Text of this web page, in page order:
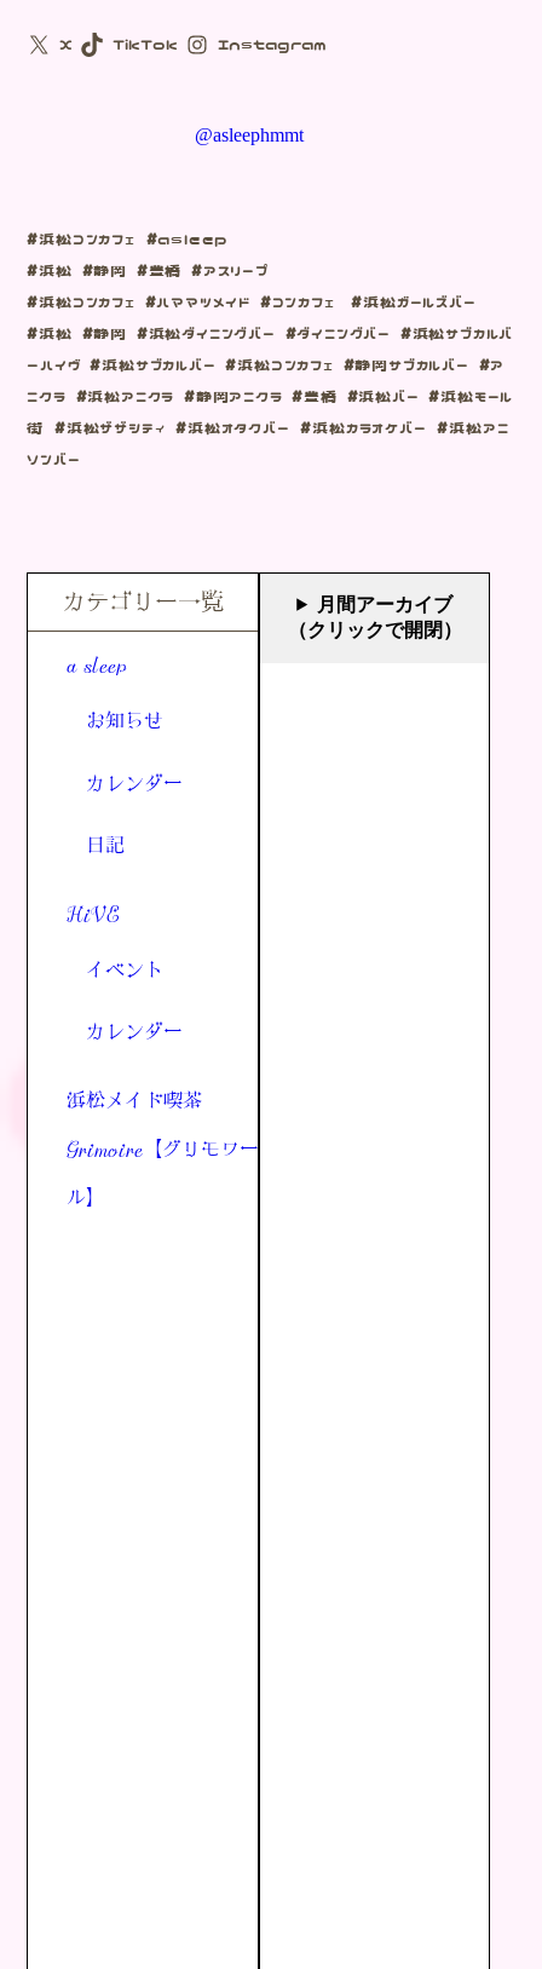
X TikTok Instagram
@asleephmmt
#浜松コンカフェ #asleep
#浜松 #静岡 #豊橋 #アスリープ
#浜松コンカフェ #ハママツメイド #コンカフェ #浜松ガールズバー
#浜松 #静岡 #浜松ダイニングバー #ダイニングバー #浜松サブカルバ
ーハイヴ #浜松サブカルバー #浜松コンカフェ #静岡サブカルバー #ア
ニクラ #浜松アニクラ #静岡アニクラ #豊橋 #浜松バー #浜松モール
街 #浜松ザザシティ #浜松オタクバー #浜松カラオケバー #浜松アニ
ソンバー
カテゴリー一覧
a sleep
お知らせ
カレンダー
日記
HiVE
イベント
カレンダー
浜松メイド喫茶
Grimoire【グリモワー
ル】
月間アーカイブ
（クリックで開閉）